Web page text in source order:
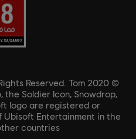
Rights Reserved. Tom
the Soldier Icon, Snowdrop,
logo are registered or
Entertainment in the
countries.